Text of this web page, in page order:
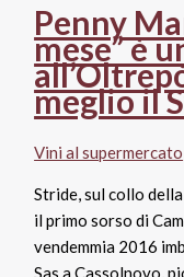
Penny
mese” è
meglio il
Vini al supermercato
Stride, sul collo
il primo sorso di
vendemmia 2016
Sas a Cassolnovo,